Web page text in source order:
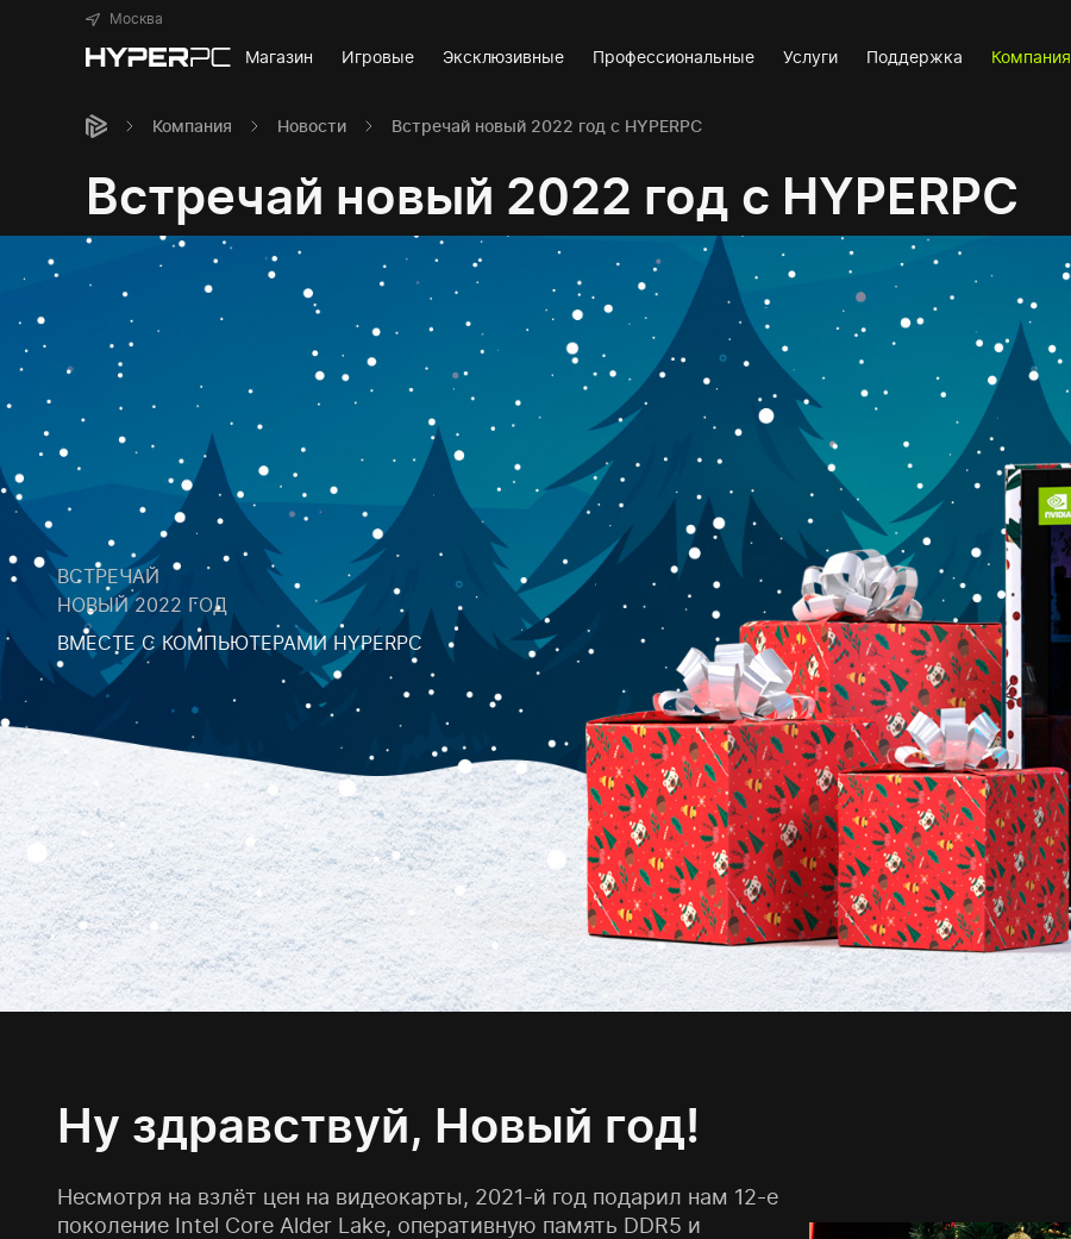
Москва
Магазин Игровые Эксклюзивные Профессиональные Услуги Поддержка Компания
Компания Новости Встречай новый 2022 год с HYPERPC
Встречай новый 2022 год с HYPERPC
ВСТРЕЧАЙ
НОВЫЙ 2022 ГОД
ВМЕСТЕ С КОМПЬЮТЕРАМИ HYPERPC
Ну здравствуй, Новый год!
Несмотря на взлёт цен на видеокарты, 2021-й год подарил нам 12-е
поколение Intel Core Alder Lake, оперативную память DDR5 и